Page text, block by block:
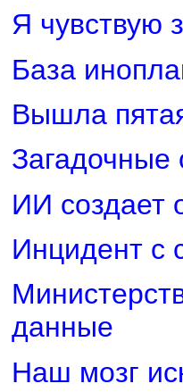
Я чувствую
База
Вышла
ИИ создает
Инцидент с
данные
Наш мозг